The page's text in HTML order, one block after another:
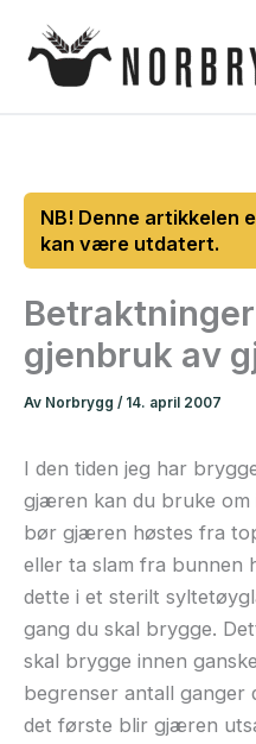
rett
gjenbruk av
Av Norbrygg / 14. april 2007
I den tiden jeg har
gjæren kan du bruke om
bør gjæren høstes fra
eller ta slam fra bunnen
dette i et sterilt
gang du skal brygge.
skal brygge innen
begrenser antall
det første blir gjæren